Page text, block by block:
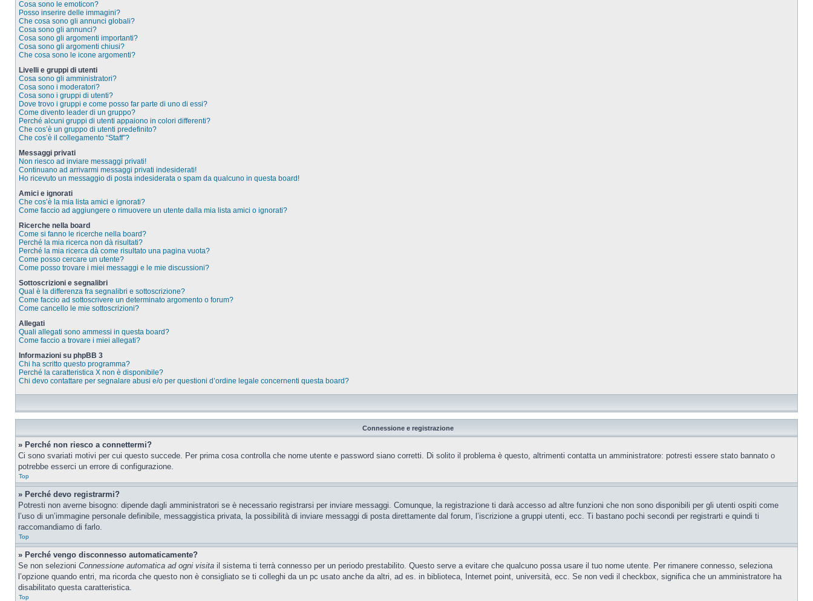
Cosa sono le emoticon?
Posso inserire delle immagini?
Che cosa sono gli annunci globali?
Cosa sono gli annunci?
Cosa sono gli argomenti importanti?
Cosa sono gli argomenti chiusi?
Che cosa sono le icone argomenti?
Livelli e gruppi di utenti
Cosa sono gli amministratori?
Cosa sono i moderatori?
Cosa sono i gruppi di utenti?
Dove trovo i gruppi e come posso far parte di uno di essi?
Come divento leader di un gruppo?
Perché alcuni gruppi di utenti appaiono in colori differenti?
Che cos’è un gruppo di utenti predefinito?
Che cos’è il collegamento “Staff”?
Messaggi privati
Non riesco ad inviare messaggi privati!
Continuano ad arrivarmi messaggi privati indesiderati!
Ho ricevuto un messaggio di posta indesiderata o spam da qualcuno in questa board!
Amici e ignorati
Che cos’è la mia lista amici e ignorati?
Come faccio ad aggiungere o rimuovere un utente dalla mia lista amici o ignorati?
Ricerche nella board
Come si fanno le ricerche nella board?
Perché la mia ricerca non dà risultati?
Perché la mia ricerca dà come risultato una pagina vuota?
Come posso cercare un utente?
Come posso trovare i miei messaggi e le mie discussioni?
Sottoscrizioni e segnalibri
Qual è la differenza fra segnalibri e sottoscrizione?
Come faccio ad sottoscrivere un determinato argomento o forum?
Come cancello le mie sottoscrizioni?
Allegati
Quali allegati sono ammessi in questa board?
Come faccio a trovare i miei allegati?
Informazioni su phpBB 3
Chi ha scritto questo programma?
Perché la caratteristica X non è disponibile?
Chi devo contattare per segnalare abusi e/o per questioni d’ordine legale concernenti questa board?
Connessione e registrazione
» Perché non riesco a connettermi?
Ci sono svariati motivi per cui questo succede. Per prima cosa controlla che nome utente e password siano corretti. Di solito il problema è questo, altrimenti contatta un amministratore: potresti essere stato bannato o
potrebbe esserci un errore di configurazione.
Top
» Perché devo registrarmi?
Potresti non averne bisogno: dipende dagli amministratori se è necessario registrarsi per inviare messaggi. Comunque, la registrazione ti darà accesso ad altre funzioni che non sono disponibili per gli utenti ospiti come
l’uso di un’immagine personale definibile, messaggistica privata, la possibilità di inviare messaggi di posta direttamente dal forum, l’iscrizione a gruppi utenti, ecc. Ti bastano pochi secondi per registrarti e quindi ti
raccomandiamo di farlo.
Top
» Perché vengo disconnesso automaticamente?
Se non selezioni Connessione automatica ad ogni visita il sistema ti terrà connesso per un periodo prestabilito. Questo serve a evitare che qualcuno possa usare il tuo nome utente. Per rimanere connesso, seleziona
l’opzione quando entri, ma ricorda che questo non è consigliato se ti colleghi da un pc usato anche da altri, ad es. in biblioteca, Internet point, università, ecc. Se non vedi il checkbox, significa che un amministratore ha
disabilitato questa caratteristica.
Top